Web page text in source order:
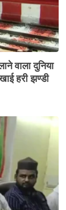
वाला दुनिया
हरी झण्डी